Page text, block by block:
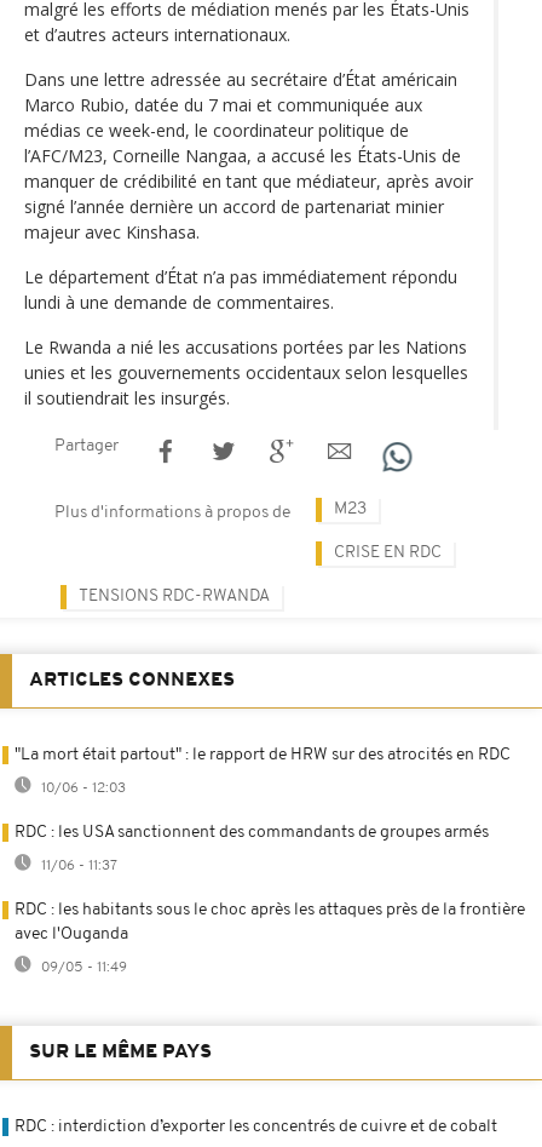
malgré les efforts de médiation menés par les États-Unis
et d’autres acteurs internationaux.
Dans une lettre adressée au secrétaire d’État américain
Marco Rubio, datée du 7 mai et communiquée aux
médias ce week-end, le coordinateur politique de
l’AFC/M23, Corneille Nangaa, a accusé les États-Unis de
manquer de crédibilité en tant que médiateur, après avoir
signé l’année dernière un accord de partenariat minier
majeur avec Kinshasa.
Le département d’État n’a pas immédiatement répondu
lundi à une demande de commentaires.
Le Rwanda a nié les accusations portées par les Nations
unies et les gouvernements occidentaux selon lesquelles
il soutiendrait les insurgés.
Partager
Plus d'informations à propos de M23
CRISE EN RDC
TENSIONS RDC-RWANDA
ARTICLES CONNEXES
"La mort était partout" : le rapport de HRW sur des atrocités en RDC
10/06 - 12:03
RDC : les USA sanctionnent des commandants de groupes armés
11/06 - 11:37
RDC : les habitants sous le choc après les attaques près de la frontière
avec l'Ouganda
09/05 - 11:49
SUR LE MÊME PAYS
RDC : interdiction d’exporter les concentrés de cuivre et de cobalt